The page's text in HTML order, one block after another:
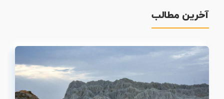
آخرین مطالب
تور سوباتان
تور کاشان